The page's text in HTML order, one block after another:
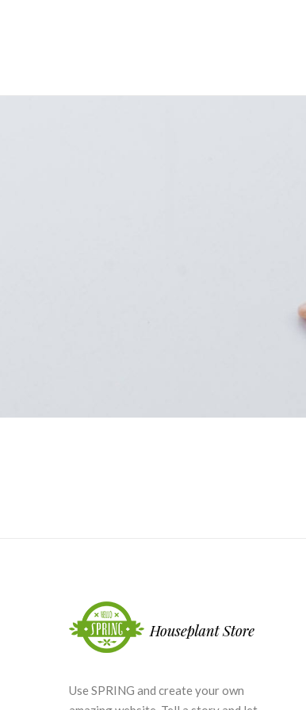
Use SPRING and create your own